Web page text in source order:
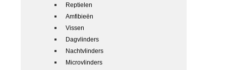
Reptielen
Amfibieën
Vissen
Dagvlinders
Nachtvlinders
Microvlinders